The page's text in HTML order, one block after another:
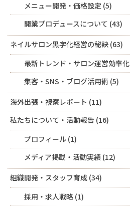
メニュー開発・価格設定 (5)
開業プロデュースについて (43)
ネイルサロン黒字化経営の秘訣 (63)
最新トレンド・サロン運営効率化
集客・SNS・ブログ活用術 (5)
海外出張・視察レポート (11)
私たちについて・活動報告 (16)
プロフィール (1)
メディア掲載・活動実績 (12)
組織開発・スタッフ育成 (34)
採用・求人戦略 (1)